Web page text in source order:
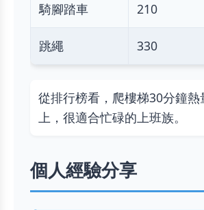
騎腳踏車 210
跳繩 330
從排行榜看，爬樓梯30分鐘熱
上，很適合忙碌的上班族。
個人經驗分享